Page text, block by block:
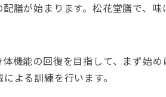
膳が始まります。松花堂膳で、
機能の回復を目指して、まず始
よる訓練を行います。